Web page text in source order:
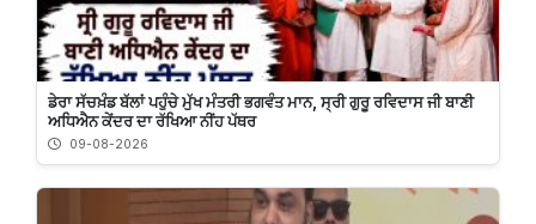
ਡੇਰਾ ਸੱਚਖ਼ੰਡ ਬੱਲਾਂ ਪਹੁੰਚੇ ਮੁੱਖ ਮੰਤਰੀ ਭਗਵੰਤ ਮਾਨ, ਸ੍ਰੀ ਗੁਰੂ ਰਵਿਦਾਸ ਜੀ ਬਾਣੀ
ਅਧਿਐਨ ਕੇਂਦਰ ਦਾ ਰੱਖਿਆ ਨੀਂਹ ਪੱਥਰ
09-08-2026